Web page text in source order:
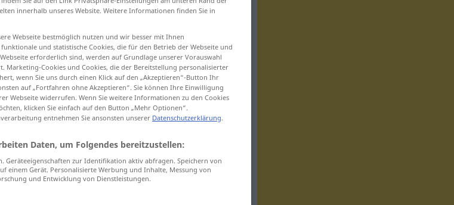
nichts für ungut!
innerhalb unseres Website. Weitere Informationen finden Sie in
Webseite bestmöglich nutzen und wir besser mit Ihnen
und statistische Cookies, die für den Betrieb der Webseite und
erforderlich sind, werden auf Grundlage unserer Vorauswahl
Marketing-Cookies und Cookies, die der Bereitstellung personalisierter
wenn Sie uns durch einen Klick auf den „Akzeptieren“-Button Ihr
auf „Fortfahren ohne Akzeptieren“. Sie können Ihre Einwilligung
Webseite widerrufen. Wenn Sie weitere Informationen zu den Cookies
klicken Sie einfach auf den Button „Mehr Optionen“.
entnehmen Sie ansonsten unserer Datenschutzerklärung.
Daten, um Folgendes bereitzustellen:
Geräteeigenschaften zur Identifikation aktiv abfragen. Speichern von
einem Gerät. Personalisierte Werbung und Inhalte, Messung von
und Entwicklung von Dienstleistungen.